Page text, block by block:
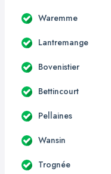
Waremme
Lantremange
Bovenistier
Bettincourt
Pellaines
Wansin
Trognée